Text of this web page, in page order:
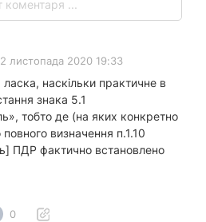
листопада 2020 19:33
ласка, наскільки практичне в
знака 5.1
тобто де (на яких конкретно
повного визначення п.1.10
ПДР фактично встановлено
0